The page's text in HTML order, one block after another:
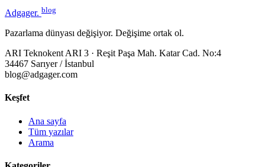
Adgager. blog
Pazarlama dünyası değişiyor. Değişime ortak ol.
ARI Teknokent ARI 3 · Reşit Paşa Mah. Katar Cad. No:4
34467 Sarıyer / İstanbul
blog@adgager.com
Keşfet
Ana sayfa
Tüm yazılar
Arama